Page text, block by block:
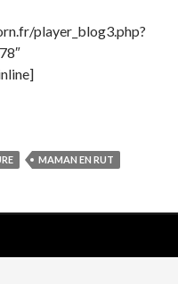
player_blog3.php?
à croquer
MAMAN EN RUT